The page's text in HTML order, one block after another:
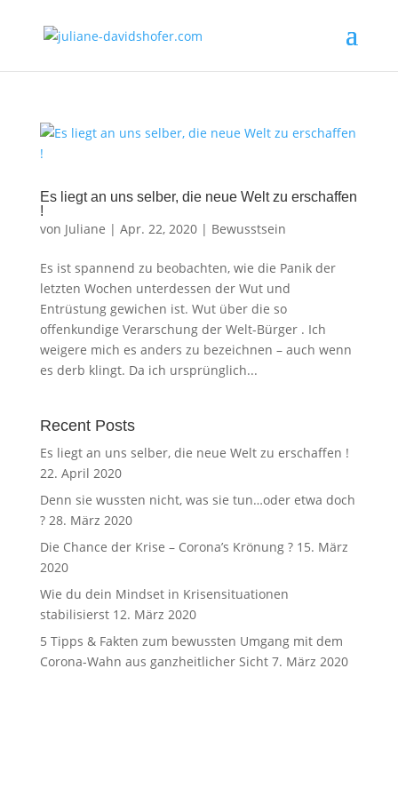
Es liegt an uns selber, die neue Welt zu erschaffen
!
von Juliane | Apr. 22, 2020| Bewusstsein
Es ist spannend zu beobachten, wie die Panik der
letzten Wochen unterdessen der Wut und
Entrüstung gewichen ist. Wut über die so
offenkundige Verarschung der Welt-Bürger . Ich
weigere mich es anders zu bezeichnen – auch wenn
es derb klingt. Da ich ursprünglich...
Recent Posts
Es liegt an uns selber, die neue Welt zu erschaffen !
22. April 2020
Denn sie wussten nicht, was sie tun…oder etwa doch
? 28. März 2020
Die Chance der Krise – Corona’s Krönung ? 15. März
2020
Wie du dein Mindset in Krisensituationen
stabilisierst 12. März 2020
5 Tipps & Fakten zum bewussten Umgang mit dem
Corona-Wahn aus ganzheitlicher Sicht 7. März 2020